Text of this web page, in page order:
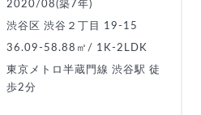
2020/08(築7年)
渋谷区 渋谷２丁目 19-15
36.09-58.88㎡/ 1K-2LDK
東京メトロ半蔵門線 渋谷駅 徒
歩2分